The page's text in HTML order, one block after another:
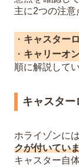
主に2つの注意
・ キャスター
・ キャリーオ
順に解説して
キャスター
ホライゾンには
クが付いてい
キャスター自